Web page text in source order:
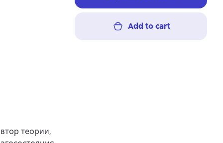
Add to cart
теории,